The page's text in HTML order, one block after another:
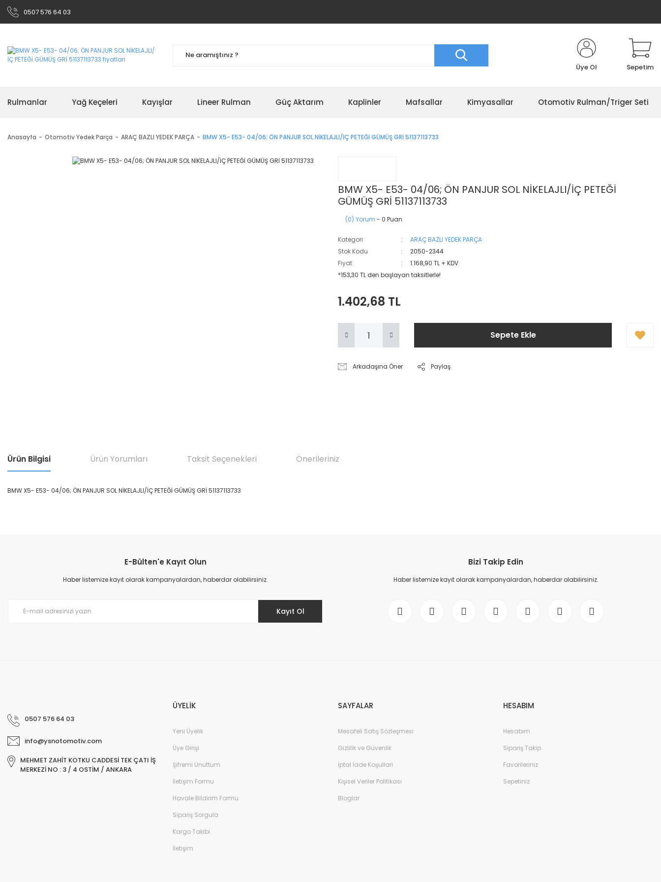
0507 576 64 03
Üye Ol Sepetim
Rulmanlar Yağ Keçeleri Kayışlar Lineer Rulman Güç Aktarım Kaplinler Mafsallar Kimyasallar Otomotiv Rulman/Triger Seti
Anasayfa Otomotiv Yedek Parça ARAÇ BAZLI YEDEK PARÇA BMW X5- E53- 04/06; ÖN PANJUR SOL NİKELAJLI/İÇ PETEĞİ GÜMÜŞ GRİ 51137113733
BMW X5- E53- 04/06; ÖN PANJUR SOL NİKELAJLI/İÇ PETEĞİ
GÜMÜŞ GRİ 51137113733
(0) Yorum - 0 Puan
Kategori
ARAÇ BAZLI YEDEK PARÇA
Stok Kodu
2050-2344
Fiyat
1.168,90 TL + KDV
*153,30 TL den başlayan taksitlerle!
1.402,68 TL
Sepete Ekle
Arkadaşına Öner Paylaş
Ürün Bilgisi Ürün Yorumları Taksit Seçenekleri Önerileriniz
BMW X5- E53- 04/06; ÖN PANJUR SOL NİKELAJLI/İÇ PETEĞİ GÜMÜŞ GRİ 51137113733
Ürün resmi kalitesiz, bozuk veya görüntülenemiyor.
Ürün açıklamasında eksik bilgiler bulunuyor.
E-Bülten'e Kayıt Olun
Haber listemize kayıt olarak kampanyalardan, haberdar olabilirsiniz.
Kayıt Ol
Bizi Takip Edin
Haber listemize kayıt olarak kampanyalardan, haberdar olabilirsiniz.
0507 576 64 03
info@ysnotomotiv.com
MEHMET ZAHİT KOTKU CADDESİ TEK ÇATI İŞ
MERKEZİ NO : 3 / 4 OSTİM / ANKARA
ÜYELİK
Yeni Üyelik
Üye Girişi
Şifremi Unuttum
İletişim Formu
Havale Bildirim Formu
Sipariş Sorgula
Kargo Takibi
İletişim
SAYFALAR
Mesafeli Satış Sözleşmesi
Gizlilik ve Güvenlik
İptal İade Koşullari
Kişisel Veriler Politikası
Bloglar
HESABIM
Hesabım
Sipariş Takip
Favorileriniz
Sepetiniz